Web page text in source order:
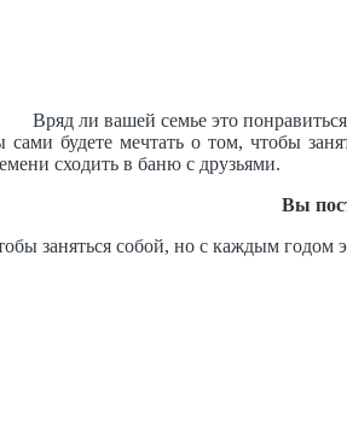
Вряд ли вашей семье это
будете мечтать о том, чтобы
сходить в баню с друзьями.
Вы
заняться собой, но с каждым годом